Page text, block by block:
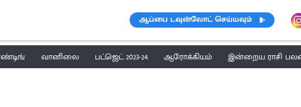
ஆப்பை டவுன்லோட் செய்யவும்
வானிலை பட்ஜெட் 2023-24 ஆரோக்கியம் இன்றைய ராசி